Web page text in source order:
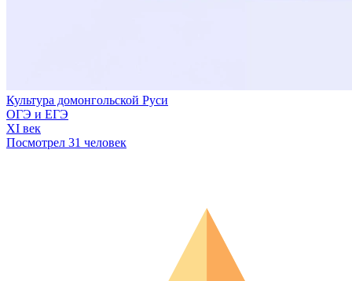
Культура домонгольской Руси
ОГЭ и ЕГЭ
XI век
Посмотрел 31 человек